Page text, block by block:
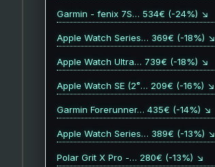
Garmin - fenix 7S… 534€ (-24%) ↘
Apple Watch Series… 369€ (-18%) ↘
Apple Watch Ultra… 739€ (-18%) ↘
Apple Watch SE (2ᵉ… 209€ (-16%) ↘
Garmin Forerunner… 435€ (-14%) ↘
Apple Watch Series… 389€ (-13%) ↘
Polar Grit X Pro -… 280€ (-13%) ↘